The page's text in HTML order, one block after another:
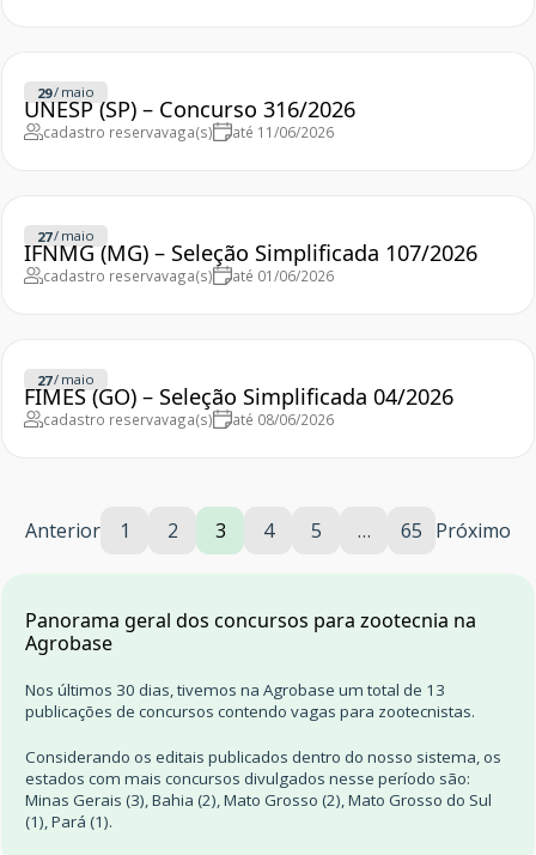
29/ maio
UNESP (SP) – Concurso 316/2026
cadastro reservavaga(s) até 11/06/2026
27/ maio
IFNMG (MG) – Seleção Simplificada 107/2026
cadastro reservavaga(s) até 01/06/2026
27/ maio
FIMES (GO) – Seleção Simplificada 04/2026
cadastro reservavaga(s) até 08/06/2026
Anterior 1 2 3 4 5 … 65 Próximo
Panorama geral dos concursos para zootecnia na
Agrobase
Nos últimos 30 dias, tivemos na Agrobase um total de 13
publicações de concursos contendo vagas para zootecnistas.
Considerando os editais publicados dentro do nosso sistema, os
estados com mais concursos divulgados nesse período são:
Minas Gerais (3), Bahia (2), Mato Grosso (2), Mato Grosso do Sul
(1), Pará (1).